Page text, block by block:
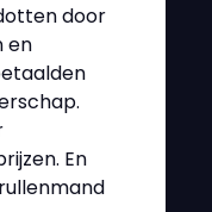
door
en
En